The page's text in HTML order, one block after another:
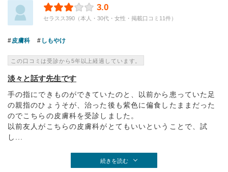
3.0
セラスス390（本人・30代・女性・掲載口コミ11件）
皮膚科 しもやけ
この口コミは受診から5年以上経過しています。
淡々と話す先生です
手の指にできものができていたのと、以前から患っていた足
の親指のひょうそが、治った後も紫色に偏食したままだった
のでこちらの皮膚科を受診しました。
以前友人がこちらの皮膚科がとてもいいということで、試
し...
続きを読む